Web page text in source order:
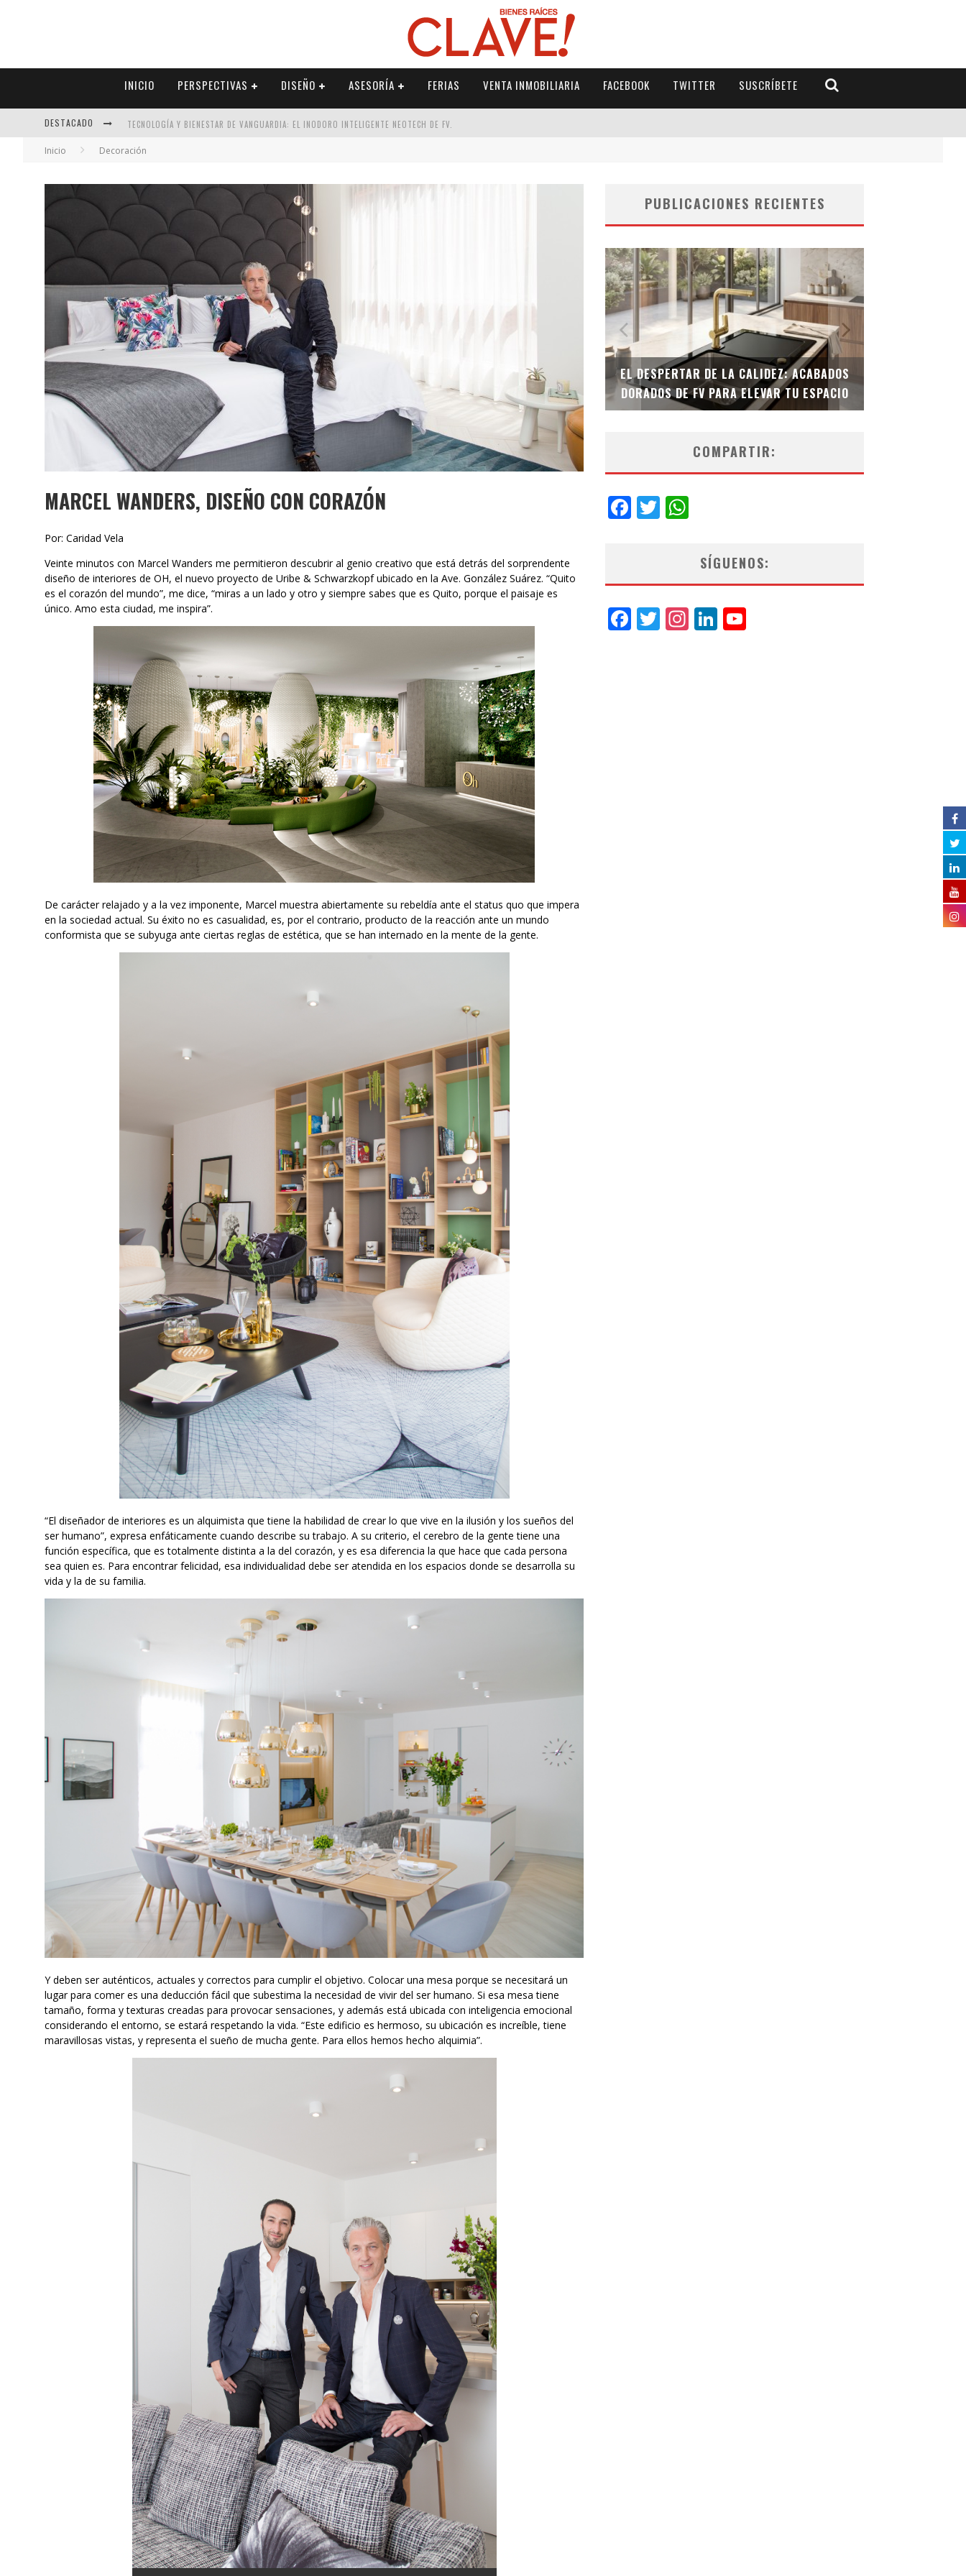
INICIO PERSPECTIVAS DISEÑO ASESORÍA FERIAS VENTA INMOBILIARIA FACEBOOK TWITTER SUSCRÍBETE
DESTACADO TECNOLOGÍA Y BIENESTAR DE VANGUARDIA: EL INODORO INTELIGENTE NEOTECH DE FV.
SECTOR INMOBILIARIO – RECUPERACIÓN A PASO FIRME
ALEXANDRA BEDOYA – LA CONSTANCIA DETRÁS DE LA PALETERÍA
EL DESPERTAR DE LA CALIDEZ: ACABADOS DORADOS DE FV PARA ELEVAR TU ESPACIO
Inicio Decoración
MARCEL WANDERS, DISEÑO CON CORAZÓN
Por: Caridad Vela
Veinte minutos con Marcel Wanders me permitieron descubrir al genio creativo que está detrás del sorprendente
diseño de interiores de OH, el nuevo proyecto de Uribe & Schwarzkopf ubicado en la Ave. González Suárez. “Quito
es el corazón del mundo”, me dice, “miras a un lado y otro y siempre sabes que es Quito, porque el paisaje es
único. Amo esta ciudad, me inspira”.
De carácter relajado y a la vez imponente, Marcel muestra abiertamente su rebeldía ante el status quo que impera
en la sociedad actual. Su éxito no es casualidad, es, por el contrario, producto de la reacción ante un mundo
conformista que se subyuga ante ciertas reglas de estética, que se han internado en la mente de la gente.
“El diseñador de interiores es un alquimista que tiene la habilidad de crear lo que vive en la ilusión y los sueños del
ser humano”, expresa enfáticamente cuando describe su trabajo. A su criterio, el cerebro de la gente tiene una
función específica, que es totalmente distinta a la del corazón, y es esa diferencia la que hace que cada persona
sea quien es. Para encontrar felicidad, esa individualidad debe ser atendida en los espacios donde se desarrolla su
vida y la de su familia.
Y deben ser auténticos, actuales y correctos para cumplir el objetivo. Colocar una mesa porque se necesitará un
lugar para comer es una deducción fácil que subestima la necesidad de vivir del ser humano. Si esa mesa tiene
tamaño, forma y texturas creadas para provocar sensaciones, y además está ubicada con inteligencia emocional
considerando el entorno, se estará respetando la vida. “Este edificio es hermoso, su ubicación es increíble, tiene
maravillosas vistas, y representa el sueño de mucha gente. Para ellos hemos hecho alquimia”.
PUBLICACIONES RECIENTES
SAINT-GOBAIN IMPTEK – XI CONVENCIÓN
INTERNACIONAL
EL DESPERTAR DE LA CALIDEZ: ACABADOS
DORADOS DE FV PARA ELEVAR TU ESPACIO
COMPARTIR:
Facebook
Twitter
SÍGUENOS:
Facebook
Twitter
Instagram
LinkedIn